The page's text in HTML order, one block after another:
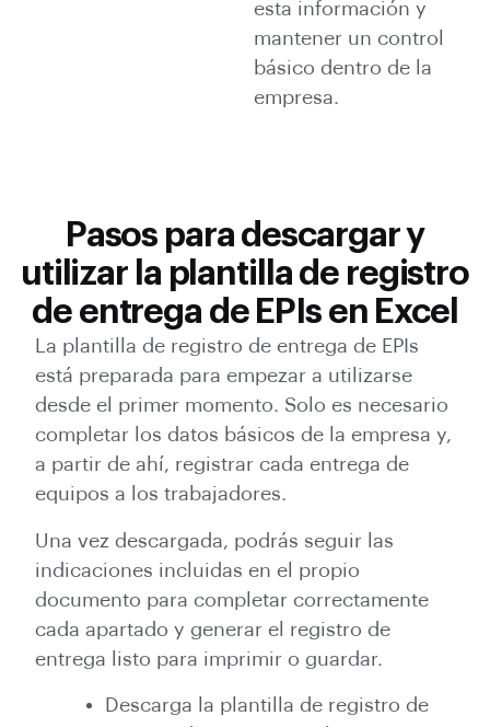
esta información y
mantener un control
básico dentro de la
empresa.
Pasos para descargar y
utilizar la plantilla de registro
de entrega de EPIs en Excel
La plantilla de registro de entrega de EPIs
está preparada para empezar a utilizarse
desde el primer momento. Solo es necesario
completar los datos básicos de la empresa y,
a partir de ahí, registrar cada entrega de
equipos a los trabajadores.
Una vez descargada, podrás seguir las
indicaciones incluidas en el propio
documento para completar correctamente
cada apartado y generar el registro de
entrega listo para imprimir o guardar.
Descarga la plantilla de registro de